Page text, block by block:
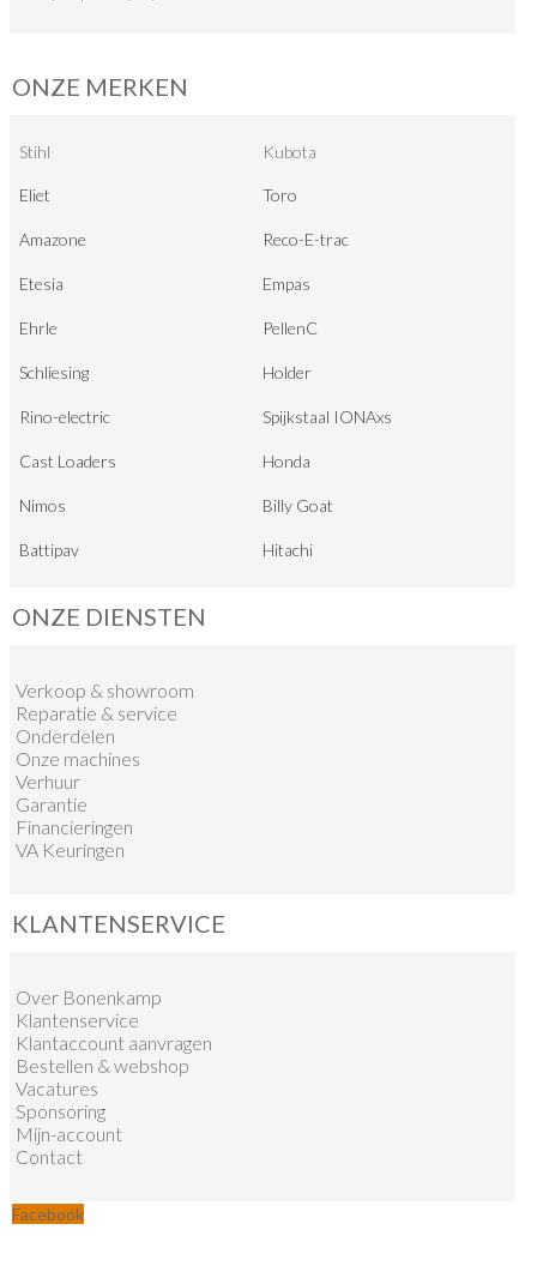
ONZE MERKEN
Stihl Kubota
Eliet Toro
Amazone Reco-E-trac
Etesia Empas
Ehrle PellenC
Schliesing Holder
Rino-electric Spijkstaal IONAxs
Cast Loaders Honda
Nimos Billy Goat
Battipav Hitachi
ONZE DIENSTEN
Verkoop & showroom
Reparatie & service
Onderdelen
Onze machines
Verhuur
Garantie
Financieringen
VA Keuringen
KLANTENSERVICE
Over Bonenkamp
Klantenservice
Klantaccount aanvragen
Bestellen & webshop
Vacatures
Sponsoring
Mijn-account
Contact
Facebook